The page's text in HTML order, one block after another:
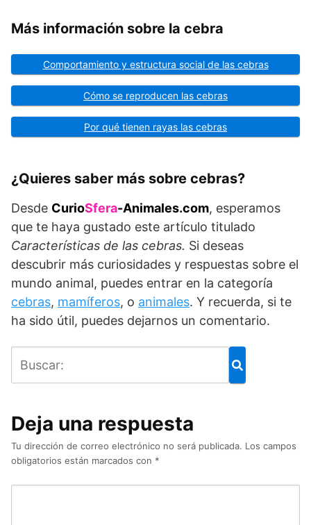
Más información sobre la cebra
Comportamiento y estructura social de las cebras
Cómo se reproducen las cebras
Por qué tienen rayas las cebras
¿Quieres saber más sobre cebras?
Desde CurioSfera-Animales.com, esperamos
que te haya gustado este artículo titulado
Características de las cebras. Si deseas
descubrir más curiosidades y respuestas sobre el
mundo animal, puedes entrar en la categoría
cebras, mamíferos, o animales. Y recuerda, si te
ha sido útil, puedes dejarnos un comentario.
Deja una respuesta
Tu dirección de correo electrónico no será publicada. Los campos
obligatorios están marcados con *